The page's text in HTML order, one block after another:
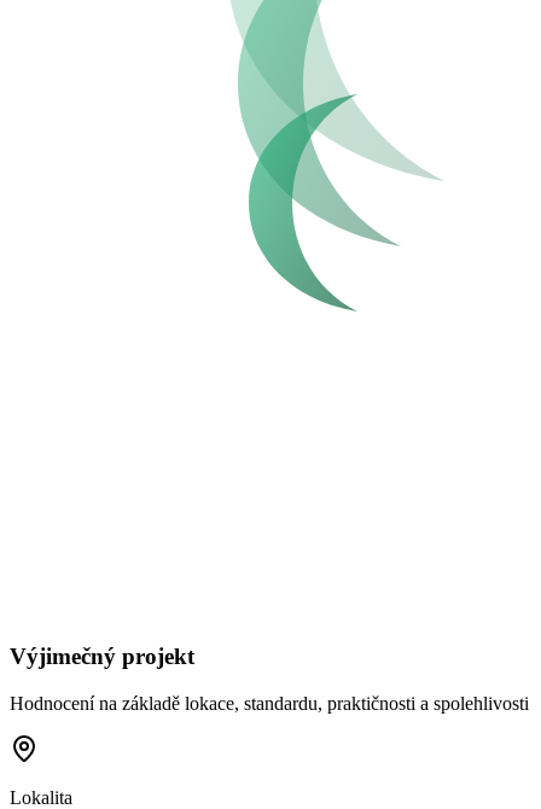
Výjimečný projekt
Hodnocení na základě lokace, standardu, praktičnosti a spolehlivosti
Lokalita